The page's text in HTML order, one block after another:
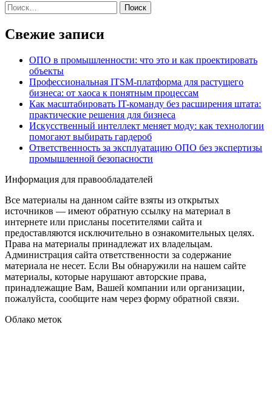
Найти:
Свежие записи
ОПО в промышленности: что это и как проектировать
объекты
Профессиональная ITSM-платформа для растущего
бизнеса: от хаоса к понятным процессам
Как масштабировать IT-команду без расширения штата:
практические решения для бизнеса
Искусственный интеллект меняет моду: как технологии
помогают выбирать гардероб
Ответственность за эксплуатацию ОПО без экспертизы
промышленной безопасности
Информация для правообладателей
Все материалы на данном сайте взяты из открытых
источников — имеют обратную ссылку на материал в
интернете или присланы посетителями сайта и
предоставляются исключительно в ознакомительных целях.
Права на материалы принадлежат их владельцам.
Администрация сайта ответственности за содержание
материала не несет. Если Вы обнаружили на нашем сайте
материалы, которые нарушают авторские права,
принадлежащие Вам, Вашей компании или организации,
пожалуйста, сообщите нам через форму обратной связи.
Облако меток